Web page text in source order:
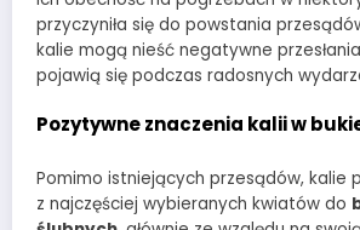
przyczyniła się do powstania
kalie mogą nieść negatywne
pojawią się podczas radosnych
Pozytywne znaczenia kalii w
Pomimo istniejących przesądów, kalie
z najczęściej wybieranych kwiatów do